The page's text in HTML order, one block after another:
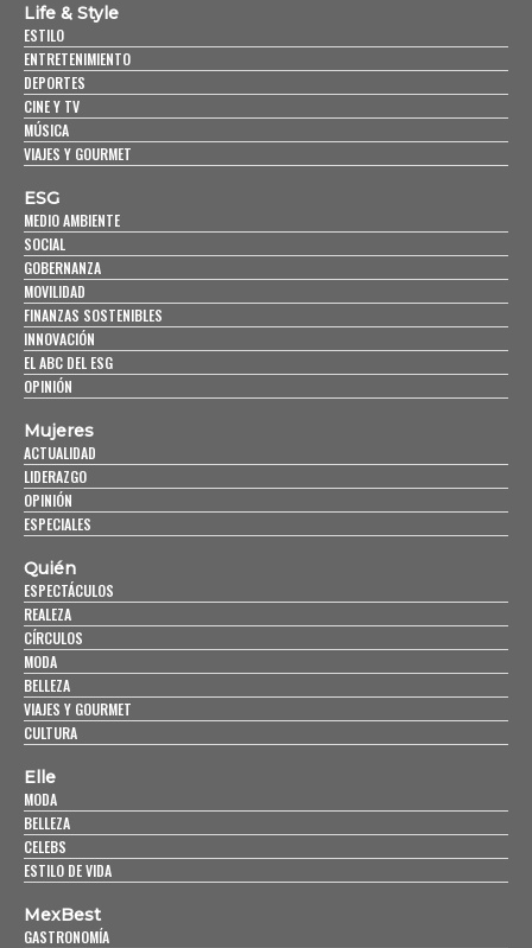
Life & Style
ESTILO
ENTRETENIMIENTO
DEPORTES
CINE Y TV
MÚSICA
VIAJES Y GOURMET
ESG
MEDIO AMBIENTE
SOCIAL
GOBERNANZA
MOVILIDAD
FINANZAS SOSTENIBLES
INNOVACIÓN
EL ABC DEL ESG
OPINIÓN
Mujeres
ACTUALIDAD
LIDERAZGO
OPINIÓN
ESPECIALES
Quién
ESPECTÁCULOS
REALEZA
CÍRCULOS
MODA
BELLEZA
VIAJES Y GOURMET
CULTURA
Elle
MODA
BELLEZA
CELEBS
ESTILO DE VIDA
MexBest
GASTRONOMÍA